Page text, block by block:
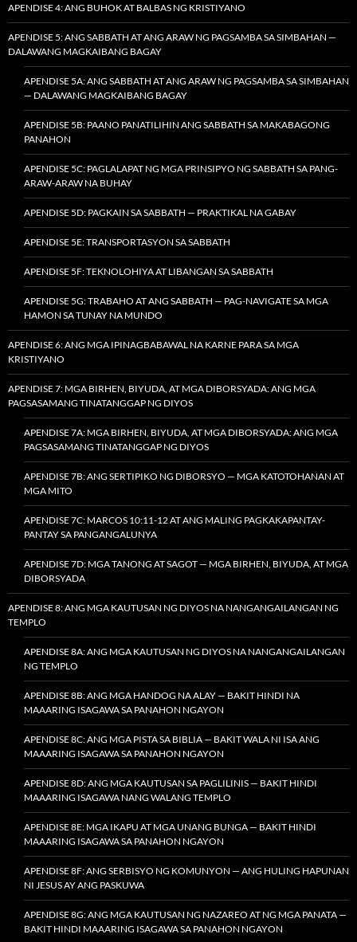
APENDISE 4: ANG BUHOK AT BALBAS NG KRISTIYANO
APENDISE 5: ANG SABBATH AT ANG ARAW NG PAGSAMBA SA SIMBAHAN —
DALAWANG MAGKAIBANG BAGAY
APENDISE 5A: ANG SABBATH AT ANG ARAW NG PAGSAMBA SA SIMBAHAN
— DALAWANG MAGKAIBANG BAGAY
APENDISE 5B: PAANO PANATILIHIN ANG SABBATH SA MAKABAGONG
PANAHON
APENDISE 5C: PAGLALAPAT NG MGA PRINSIPYO NG SABBATH SA PANG-
ARAW-ARAW NA BUHAY
APENDISE 5D: PAGKAIN SA SABBATH — PRAKTIKAL NA GABAY
APENDISE 5E: TRANSPORTASYON SA SABBATH
APENDISE 5F: TEKNOLOHIYA AT LIBANGAN SA SABBATH
APENDISE 5G: TRABAHO AT ANG SABBATH — PAG-NAVIGATE SA MGA
HAMON SA TUNAY NA MUNDO
APENDISE 6: ANG MGA IPINAGBABAWAL NA KARNE PARA SA MGA
KRISTIYANO
APENDISE 7: MGA BIRHEN, BIYUDA, AT MGA DIBORSYADA: ANG MGA
PAGSASAMANG TINATANGGAP NG DIYOS
APENDISE 7A: MGA BIRHEN, BIYUDA, AT MGA DIBORSYADA: ANG MGA
PAGSASAMANG TINATANGGAP NG DIYOS
APENDISE 7B: ANG SERTIPIKO NG DIBORSYO — MGA KATOTOHANAN AT
MGA MITO
APENDISE 7C: MARCOS 10:11-12 AT ANG MALING PAGKAKAPANTAY-
PANTAY SA PANGANGALUNYA
APENDISE 7D: MGA TANONG AT SAGOT — MGA BIRHEN, BIYUDA, AT MGA
DIBORSYADA
APENDISE 8: ANG MGA KAUTUSAN NG DIYOS NA NANGANGAILANGAN NG
TEMPLO
APENDISE 8A: ANG MGA KAUTUSAN NG DIYOS NA NANGANGAILANGAN
NG TEMPLO
APENDISE 8B: ANG MGA HANDOG NA ALAY — BAKIT HINDI NA
MAAARING ISAGAWA SA PANAHON NGAYON
APENDISE 8C: ANG MGA PISTA SA BIBLIA — BAKIT WALA NI ISA ANG
MAAARING ISAGAWA SA PANAHON NGAYON
APENDISE 8D: ANG MGA KAUTUSAN SA PAGLILINIS — BAKIT HINDI
MAAARING ISAGAWA NANG WALANG TEMPLO
APENDISE 8E: MGA IKAPU AT MGA UNANG BUNGA — BAKIT HINDI
MAAARING ISAGAWA SA PANAHON NGAYON
APENDISE 8F: ANG SERBISYO NG KOMUNYON — ANG HULING HAPUNAN
NI JESUS AY ANG PASKUWA
APENDISE 8G: ANG MGA KAUTUSAN NG NAZAREO AT NG MGA PANATA —
BAKIT HINDI MAAARING ISAGAWA SA PANAHON NGAYON